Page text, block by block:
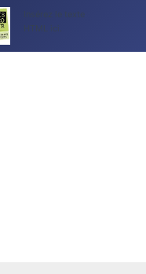
Insérez le texte
HTML ici.